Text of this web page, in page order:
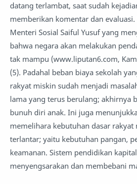
datang terlambat, saat sudah
memberikan komentar dan
Menteri Sosial Saiful Yusuf yang
bahwa negara akan melakukan
tak mampu (www.liputan6.com,
(5). Padahal beban biaya sekolah
rakyat miskin sudah menjadi
lama yang terus berulang; akhirnya
bunuh diri anak. Ini juga
memelihara kebutuhan dasar rakyat
terlantar; yaitu kebutuhan pangan,
keamanan. Sistem pendidikan
menyengsarakan dan membebani